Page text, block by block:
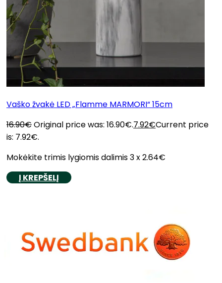
Vaško žvakė LED „Flamme MARMORI“ 15cm
16.90€Original price was: 16.90€.7.92€Current price
is: 7.92€.
Mokėkite trimis lygiomis dalimis 3 x 2.64€
Į KREPŠELĮ